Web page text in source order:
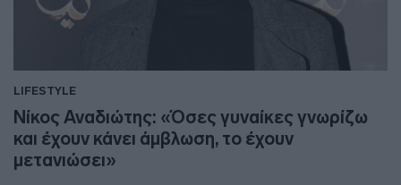
LIFESTYLE
Νίκος Αναδιώτης: «Όσες γυναίκες γνωρίζω
και έχουν κάνει άμβλωση, το έχουν
μετανιώσει»